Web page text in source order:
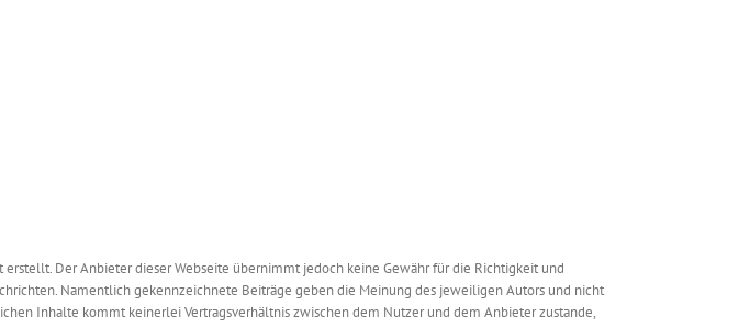
Der Anbieter dieser Webseite übernimmt jedoch keine Gewähr für die Richtigkeit und
Namentlich gekennzeichnete Beiträge geben die Meinung des jeweiligen Autors und nicht
Inhalte kommt keinerlei Vertragsverhältnis zwischen dem Nutzer und dem Anbieter zustande,